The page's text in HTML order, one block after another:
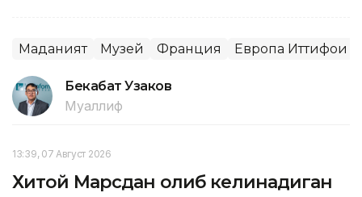
Маданият Музей Франция Европа Иттифоқи
Бекабат Узаков
Муаллиф
13:39, 07 Август 2026
Хитой Марсдан олиб келинадиган